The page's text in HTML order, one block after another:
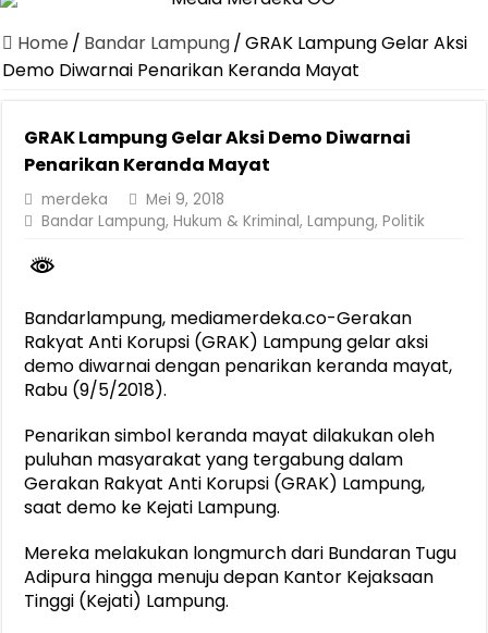
Canangkan Desa TAPIS dan Luncurkan Sekolah Lansia di
Pemprov Lampung Berhasil Kendalikan Inflasi, Jadi Provinsi
Dirut Jasa Raharja Dampingi Wamenhub Tinjau Penanganan
Pastikan Pelayanan Maksimal, Direksi Jasa Raharja Tinjau Korban
Dirut Jasa Raharja Dampingi Wamenhub Tinjau Penanganan
Purnama Wulan Sari Mirza Buka SiSeSa Roadshow Lampung
Home / Bandar Lampung/GRAK Lampung Gelar Aksi
Demo Diwarnai Penarikan Keranda Mayat
GRAK Lampung Gelar Aksi Demo Diwarnai
Penarikan Keranda Mayat
merdeka
Mei 9, 2018
Bandar Lampung,Hukum & Kriminal,Lampung,Politik
Bandarlampung, mediamerdeka.co-Gerakan
Rakyat Anti Korupsi (GRAK) Lampung gelar aksi
demo diwarnai dengan penarikan keranda mayat,
Rabu (9/5/2018).
Penarikan simbol keranda mayat dilakukan oleh
puluhan masyarakat yang tergabung dalam
Gerakan Rakyat Anti Korupsi (GRAK) Lampung,
saat demo ke Kejati Lampung.
Mereka melakukan longmurch dari Bundaran Tugu
Adipura hingga menuju depan Kantor Kejaksaan
Tinggi (Kejati) Lampung.